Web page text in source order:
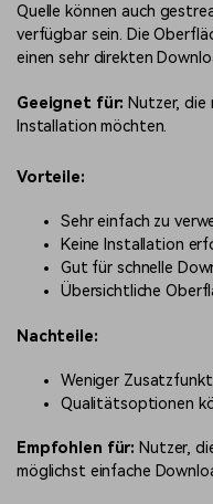
Quelle können auch
verfügbar sein. Die
einen sehr direkten
Geeignet für: Nutzer, die
Installation möchten.
Vorteile:
Sehr einfach zu
Keine Installation
Gut für schnelle
Übersichtliche
Nachteile:
Weniger
Qualitätsoptionen
Empfohlen für: Nutzer,
möglichst einfache